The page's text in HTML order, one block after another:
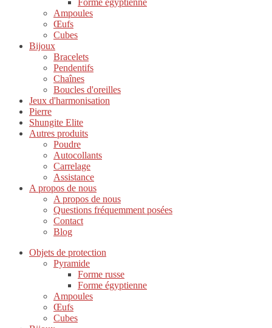
Forme égyptienne
Ampoules
Œufs
Cubes
Bijoux
Bracelets
Pendentifs
Chaînes
Boucles d'oreilles
Jeux d'harmonisation
Pierre
Shungite Elite
Autres produits
Poudre
Autocollants
Carrelage
Assistance
A propos de nous
A propos de nous
Questions fréquemment posées
Contact
Blog
Objets de protection
Pyramide
Forme russe
Forme égyptienne
Ampoules
Œufs
Cubes